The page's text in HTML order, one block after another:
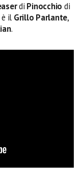
di Pinocchio di
il Grillo Parlante,
.